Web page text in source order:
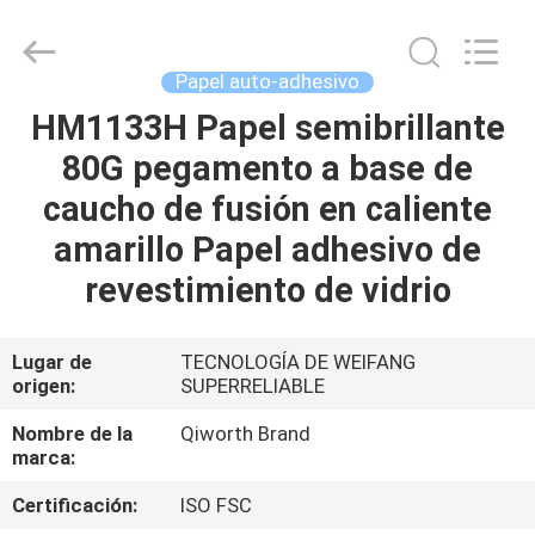
HOGAR
PRODUCTOS
VÍDEOS
SOBRE
NOSOTROS
VIAJE
DE
TECHNOLOGY
CO,LTD.
Papel auto-adhesivo
HM1133H Papel semibrillante
80G pegamento a base de
caucho de fusión en caliente
amarillo Papel adhesivo de
revestimiento de vidrio
Lugar de
origen:
TECNOLOGÍA DE WEIFANG
SUPERRELIABLE
Nombre de la
marca:
Qiworth Brand
Certificación:
ISO FSC